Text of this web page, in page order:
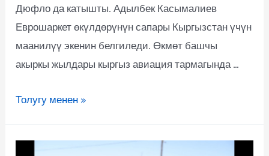
Дюфло да катышты. Адылбек Касымалиев
Еврошаркет өкүлдөрүнүн сапары Кыргызстан үчүн
маанилүү экенин белгиледи. Өкмөт башчы
акыркы жылдары кыргыз авиация тармагында …
Толугу менен »